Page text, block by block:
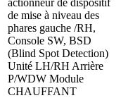
de mise à niveau des
phares gauche /RH,
Console SW, BSD
(Blind Spot Detection)
Unité LH/RH Arrière
P/WDW Module
CHAUFFANT